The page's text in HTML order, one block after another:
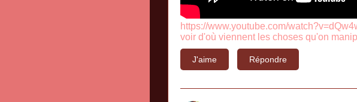
https://www.youtube.com/
voir d'où viennent les choses qu'on
J'aime Répondre